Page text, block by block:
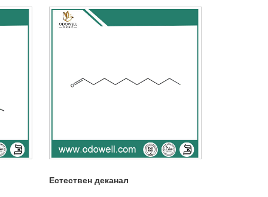
Естествен деканал